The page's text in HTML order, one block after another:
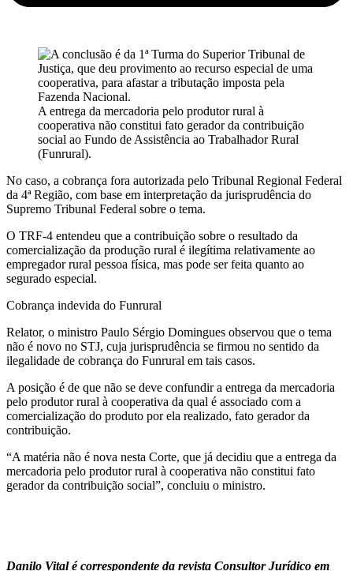
A entrega da mercadoria pelo produtor rural à
cooperativa não constitui fato gerador da contribuição
social ao Fundo de Assistência ao Trabalhador Rural
(Funrural).
No caso, a cobrança fora autorizada pelo Tribunal Regional Federal
da 4ª Região, com base em interpretação da jurisprudência do
Supremo Tribunal Federal sobre o tema.
O TRF-4 entendeu que a contribuição sobre o resultado da
comercialização da produção rural é ilegítima relativamente ao
empregador rural pessoa física, mas pode ser feita quanto ao
segurado especial.
Cobrança indevida do Funrural
Relator, o ministro Paulo Sérgio Domingues observou que o tema
não é novo no STJ, cuja jurisprudência se firmou no sentido da
ilegalidade de cobrança do Funrural em tais casos.
A posição é de que não se deve confundir a entrega da mercadoria
pelo produtor rural à cooperativa da qual é associado com a
comercialização do produto por ela realizado, fato gerador da
contribuição.
“A matéria não é nova nesta Corte, que já decidiu que a entrega da
mercadoria pelo produtor rural à cooperativa não constitui fato
gerador da contribuição social”, concluiu o ministro.
Danilo Vital é correspondente da revista Consultor Jurídico em